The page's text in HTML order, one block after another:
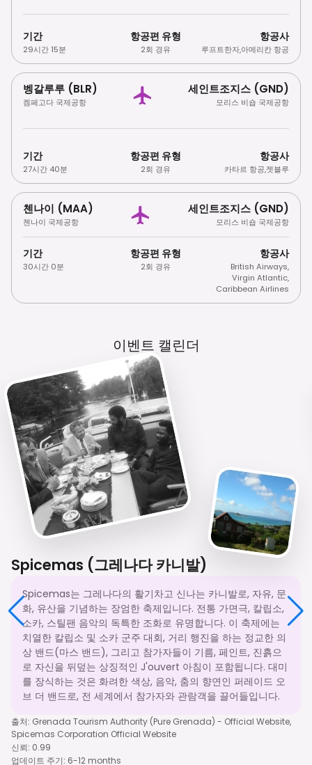
기간
29시간 15분
항공편 유형
2회 경유
항공사
루프트한자,아메리칸 항공
벵갈루루 (BLR)
켐페고다 국제공항
세인트조지스 (GND)
모리스 비숍 국제공항
기간
27시간 40분
항공편 유형
2회 경유
항공사
카타르 항공,젯블루
첸나이 (MAA)
첸나이 국제공항
세인트조지스 (GND)
모리스 비숍 국제공항
기간
30시간 0분
항공편 유형
2회 경유
항공사
British Airways,
Virgin Atlantic,
Caribbean Airlines
이벤트 캘린더
Spicemas (그레나다 카니발)
Spicemas는 그레나다의 활기차고 신나는 카니발로, 자유, 문
화, 유산을 기념하는 장엄한 축제입니다. 전통 가면극, 칼립소,
소카, 스틸팬 음악의 독특한 조화로 유명합니다. 이 축제에는
치열한 칼립소 및 소카 군주 대회, 거리 행진을 하는 정교한 의
상 밴드(마스 밴드), 그리고 참가자들이 기름, 페인트, 진흙으
로 자신을 뒤덮는 상징적인 J'ouvert 아침이 포함됩니다. 대미
를 장식하는 것은 화려한 색상, 음악, 춤의 향연인 퍼레이드 오
브 더 밴드로, 전 세계에서 참가자와 관람객을 끌어들입니다.
출처: Grenada Tourism Authority (Pure Grenada) - Official Website,
Spicemas Corporation Official Website
신뢰: 0.99
업데이트 주기: 6-12 months